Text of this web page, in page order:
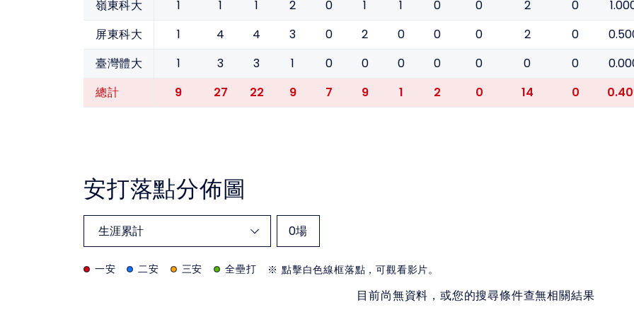
嶺東科大 1 1 1 2 0 1 1 0 0 2 0
屏東科大 1 4 4 3 0 2 0 0 0 2 0
臺灣體大 1 3 3 1 0 0 0 0 0 0 0
總計 9 27 22 9 7 9 1 2 0 14 0
安打落點分佈圖
0場
一安 二安 三安 全壘打 ※ 點擊白色線框落點，可觀看影片。
目前尚無資料，或您的搜尋條件查無相關結果